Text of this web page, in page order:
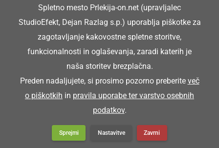
Spletno mesto Prlekija-on.net (upravljalec
StudioEfekt, Dejan Razlag s.p.) uporablja piškotke za
zagotavljanje kakovostne spletne storitve,
funkcionalnosti in oglaševanja, zaradi katerih je
naša storitev brezplačna.
Preden nadaljujete, si prosimo pozorno preberite več
o piškotkih in pravila uporabe ter varstvo osebnih
podatkov.
Sprejmi Nastavitve Zavrni